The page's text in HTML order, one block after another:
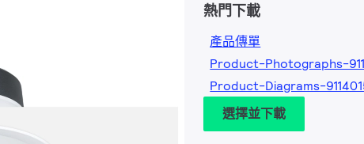
熱門下載
產品傳單
Product-Photographs-
Product-Diagrams-
選擇並下載